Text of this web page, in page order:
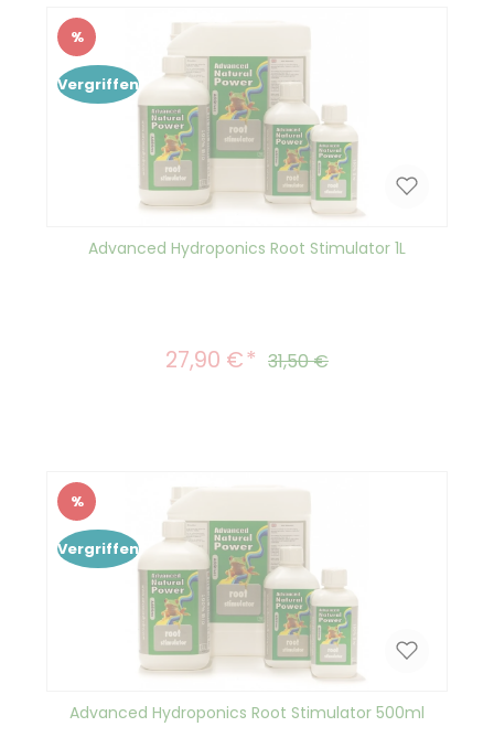
Rabatt
%
Vergriffen
Advanced Hydroponics Root Stimulator 1L
Verkaufspreis:
27,90 € Regulärer Preis:
31,50 €
Rabatt
%
Vergriffen
Advanced Hydroponics Root Stimulator 500ml